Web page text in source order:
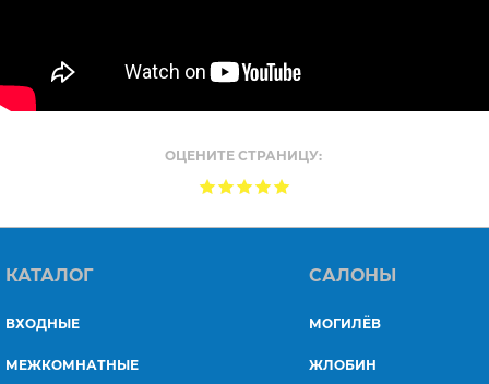
ОЦЕНИТЕ СТРАНИЦУ:
КАТАЛОГ
ВХОДНЫЕ
МЕЖКОМНАТНЫЕ
САЛОНЫ
МОГИЛЁВ
ЖЛОБИН